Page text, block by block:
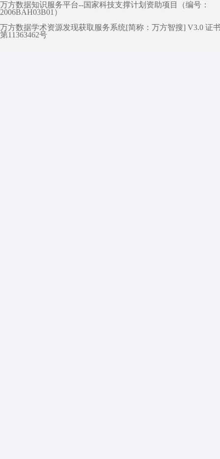
万方数据知识服务平台--国家科技支撑计划资助项目（编号：
2006BAH03B01）
万方数据学术资源发现获取服务系统[简称：万方智搜] V3.0 证
第11363462号